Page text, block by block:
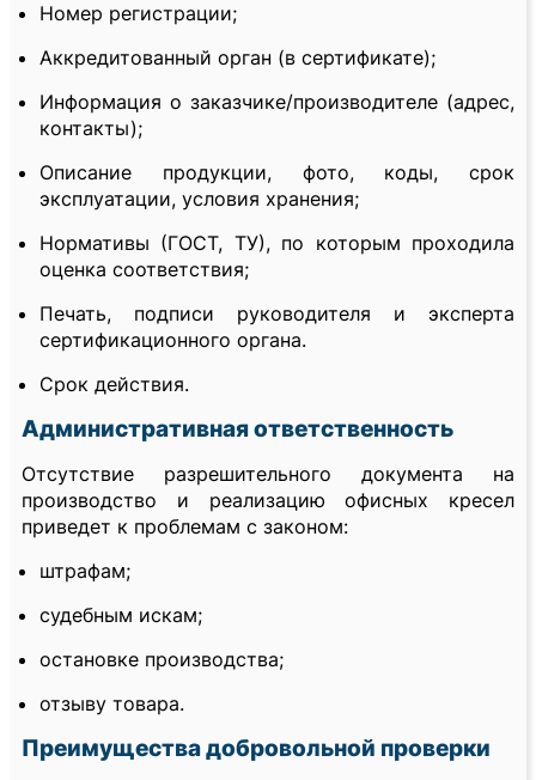
Номер регистрации;
Аккредитованный орган (в сертификате);
Информация о заказчике/производителе (адрес,
контакты);
Описание продукции, фото, коды, срок
эксплуатации, условия хранения;
Нормативы (ГОСТ, ТУ), по которым проходила
оценка соответствия;
Печать, подписи руководителя и эксперта
сертификационного органа.
Срок действия.
Административная ответственность
Отсутствие разрешительного документа на
производство и реализацию офисных кресел
приведет к проблемам с законом:
штрафам;
судебным искам;
остановке производства;
отзыву товара.
Преимущества добровольной проверки